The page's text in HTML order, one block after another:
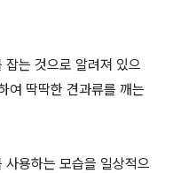
는 것으로 알려져 있으
여 딱딱한 견과류를 깨는
용하는 모습을 일상적으